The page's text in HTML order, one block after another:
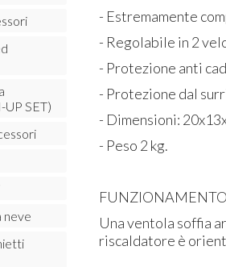
- Estremamente
- Regolabile in 2
- Protezione anti
- Protezione dal
- Dimensioni:
- Peso 2 kg.
Una ventola soffia
riscaldatore è
SET)
neve